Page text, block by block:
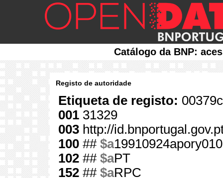
Catálogo da BNP:
Registo de autoridade
Etiqueta de registo:
001 31329
003 http://
100 ## $a
102 ## $aPT
152 ## $aRPC